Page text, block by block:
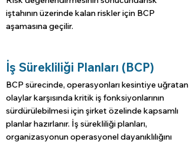
iştahının üzerinde kalan riskler için BCP
aşamasına geçilir.
İş Sürekliliği Planları (BCP)
BCP sürecinde, operasyonları kesintiye uğratan
olaylar karşısında kritik iş fonksiyonlarının
sürdürülebilmesi için şirket özelinde kapsamlı
planlar hazırlanır. İş sürekliliği planları,
organizasyonun operasyonel dayanıklılığını